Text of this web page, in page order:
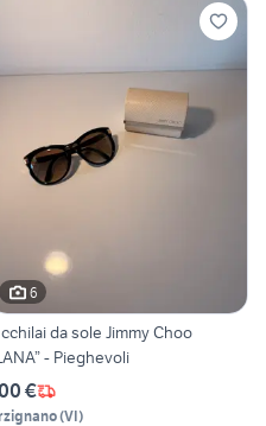
6
da sole Jimmy Choo
- Pieghevoli
€
(VI)